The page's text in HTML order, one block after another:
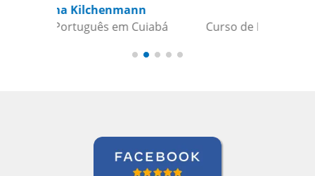
Ami Alsh
Curso de Português em Belém